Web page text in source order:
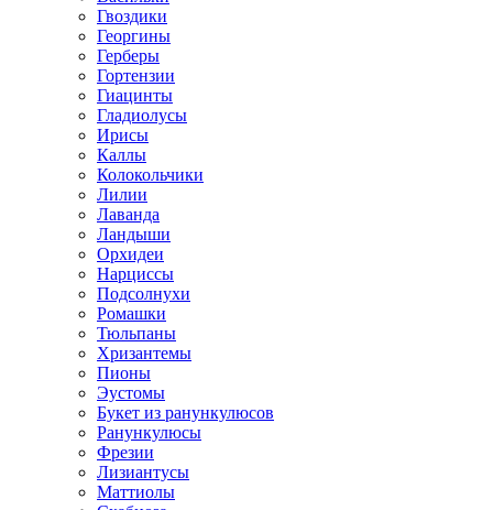
Гвоздики
Георгины
Герберы
Гортензии
Гиацинты
Гладиолусы
Ирисы
Каллы
Колокольчики
Лилии
Лаванда
Ландыши
Орхидеи
Нарциссы
Подсолнухи
Ромашки
Тюльпаны
Хризантемы
Пионы
Эустомы
Букет из ранункулюсов
Ранункулюсы
Фрезии
Лизиантусы
Маттиолы